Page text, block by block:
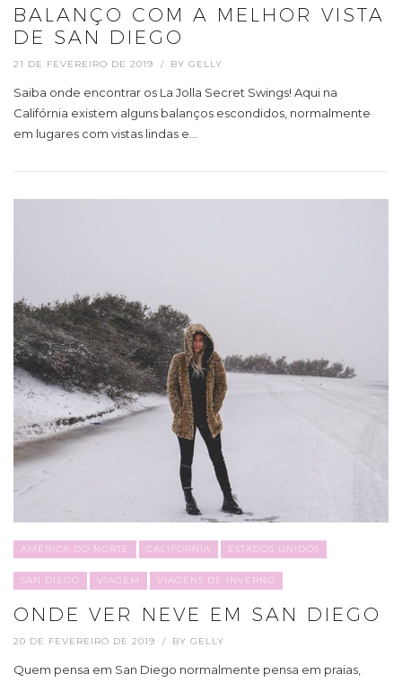
BALANÇO COM A MELHOR VISTA
DE SAN DIEGO
21 DE FEVEREIRO DE 2019 BY GELLY
Saiba onde encontrar os La Jolla Secret Swings! Aqui na
Califórnia existem alguns balanços escondidos, normalmente
em lugares com vistas lindas e…
AMÉRICA DO NORTE CALIFORNIA ESTADOS UNIDOS
SAN DIEGO VIAGEM VIAGENS DE INVERNO
ONDE VER NEVE EM SAN DIEGO
20 DE FEVEREIRO DE 2019 BY GELLY
Quem pensa em San Diego normalmente pensa em praias,